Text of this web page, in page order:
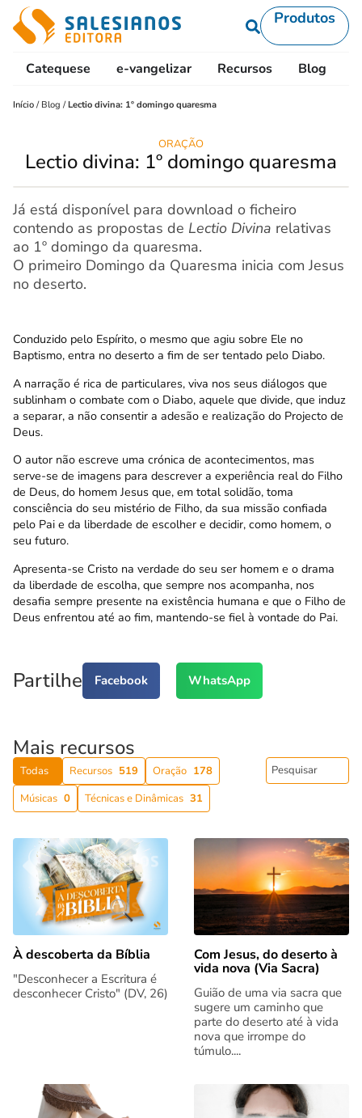
Produtos
Catequese e-vangelizar Recursos Blog
Início / Blog /Lectio divina: 1º domingo quaresma
ORAÇÃO
Lectio divina: 1º domingo quaresma
Já está disponível para download o ficheiro
contendo as propostas de Lectio Divina relativas
ao 1º domingo da quaresma.
O primeiro Domingo da Quaresma inicia com Jesus
no deserto.
Conduzido pelo Espírito, o mesmo que agiu sobre Ele no
Baptismo, entra no deserto a fim de ser tentado pelo Diabo.
A narração é rica de particulares, viva nos seus diálogos que
sublinham o combate com o Diabo, aquele que divide, que induz
a separar, a não consentir a adesão e realização do Projecto de
Deus.
O autor não escreve uma crónica de acontecimentos, mas
serve-se de imagens para descrever a experiência real do Filho
de Deus, do homem Jesus que, em total solidão, toma
consciência do seu mistério de Filho, da sua missão confiada
pelo Pai e da liberdade de escolher e decidir, como homem, o
seu futuro.
Apresenta-se Cristo na verdade do seu ser homem e o drama
da liberdade de escolha, que sempre nos acompanha, nos
desafia sempre presente na existência humana e que o Filho de
Deus enfrentou até ao fim, mantendo-se fiel à vontade do Pai.
Partilhe Facebook WhatsApp
Mais recursos
Todas Recursos 519 Oração 178
Músicas 0 Técnicas e Dinâmicas 31
À descoberta da Bíblia
"Desconhecer a Escritura é
desconhecer Cristo" (DV, 26)
Com Jesus, do deserto à
vida nova (Via Sacra)
Guião de uma via sacra que
sugere um caminho que
parte do deserto até à vida
nova que irrompe do
túmulo....